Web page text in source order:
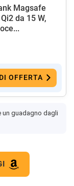
Magsafe
da 15 W,
OFFERTA
un guadagno dagli